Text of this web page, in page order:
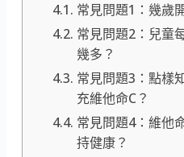
常見問題1：幾歲
常見問題2：兒童
幾多？
常見問題3：點樣
充維他命C？
常見問題4：維他
持健康？